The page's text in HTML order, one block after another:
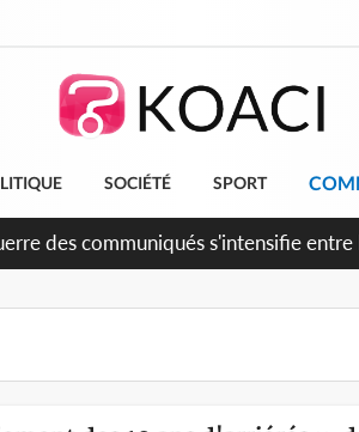
SOCIÉTÉ SPORT
2026, Thiam plaide pour un